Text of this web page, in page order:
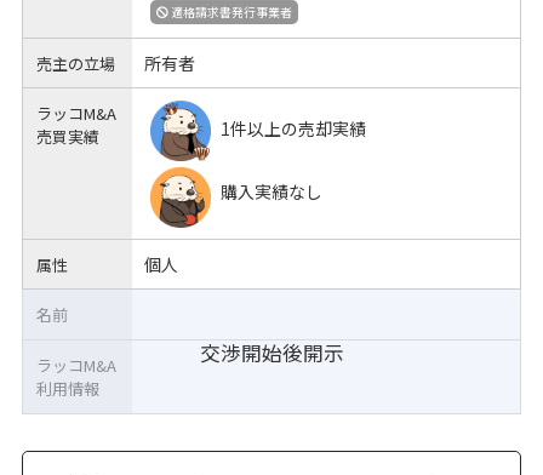
適格請求書発行事業者
売主の立場 所有者
ラッコM&A
売買実績
1件以上の売却実績
購入実績なし
属性 個人
交渉開始後開示
名前
ラッコM&A
利用情報